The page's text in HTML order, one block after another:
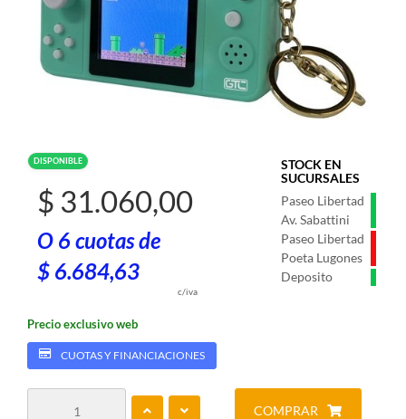
DISPONIBLE
STOCK EN
SUCURSALES
Paseo Libertad
Av. Sabattini
Paseo Libertad
Poeta Lugones
Deposito
$ 31.060,00
O 6 cuotas de
$ 6.684,63
c/iva
Precio exclusivo web
CUOTAS Y FINANCIACIONES
COMPRAR